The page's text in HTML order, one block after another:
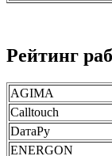
Рейтинг
AGIMA
Calltouch
DатаРу
ENERGON